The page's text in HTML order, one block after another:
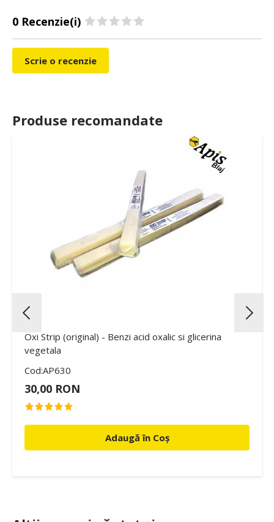
0 Recenzie(i)
Scrie o recenzie
Produse recomandate
Oxi Strip (original) - Benzi acid oxalic si glicerina
vegetala
Cod:AP630
30,00 RON
Adaugă în Coș